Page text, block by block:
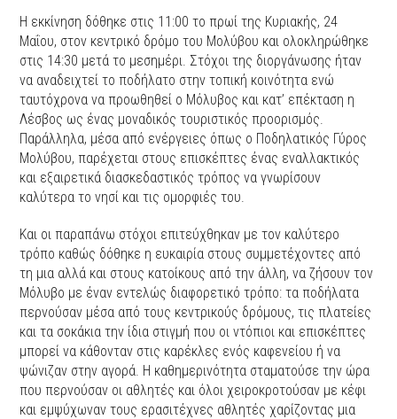
Η εκκίνηση δόθηκε στις 11:00 το πρωί της Κυριακής, 24
Μαΐου, στον κεντρικό δρόμο του Μολύβου και ολοκληρώθηκε
στις 14:30 μετά το μεσημέρι. Στόχοι της διοργάνωσης ήταν
να αναδειχτεί το ποδήλατο στην τοπική κοινότητα ενώ
ταυτόχρονα να προωθηθεί ο Μόλυβος και κατ’ επέκταση η
Λέσβος ως ένας μοναδικός τουριστικός προορισμός.
Παράλληλα, μέσα από ενέργειες όπως ο Ποδηλατικός Γύρος
Μολύβου, παρέχεται στους επισκέπτες ένας εναλλακτικός
και εξαιρετικά διασκεδαστικός τρόπος να γνωρίσουν
καλύτερα το νησί και τις ομορφιές του.
Και οι παραπάνω στόχοι επιτεύχθηκαν με τον καλύτερο
τρόπο καθώς δόθηκε η ευκαιρία στους συμμετέχοντες από
τη μια αλλά και στους κατοίκους από την άλλη, να ζήσουν τον
Μόλυβο με έναν εντελώς διαφορετικό τρόπο: τα ποδήλατα
περνούσαν μέσα από τους κεντρικούς δρόμους, τις πλατείες
και τα σοκάκια την ίδια στιγμή που οι ντόπιοι και επισκέπτες
μπορεί να κάθονταν στις καρέκλες ενός καφενείου ή να
ψώνιζαν στην αγορά. Η καθημερινότητα σταματούσε την ώρα
που περνούσαν οι αθλητές και όλοι χειροκροτούσαν με κέφι
και εμψύχωναν τους ερασιτέχνες αθλητές χαρίζοντας μια